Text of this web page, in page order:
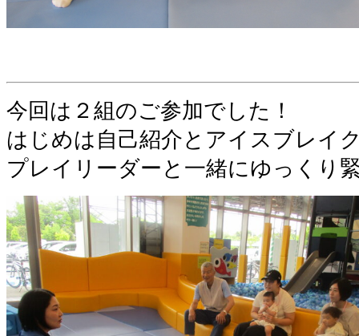
今回は２組のご参加でした！
はじめは自己紹介とアイスブレイ
プレイリーダーと一緒にゆっくり